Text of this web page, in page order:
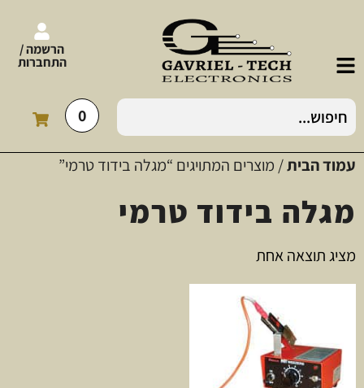
הרשמה /
התחברות
0
עמוד הבית/ מוצרים המתויגים “מגלה בידוד טרמי”
מגלה בידוד טרמי
מציג תוצאה אחת